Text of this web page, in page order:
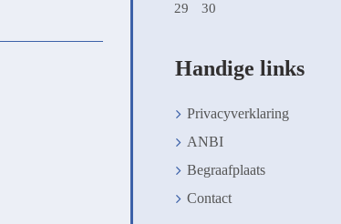
29
30
Handige links
Privacyverklaring
ANBI
Begraafplaats
Contact